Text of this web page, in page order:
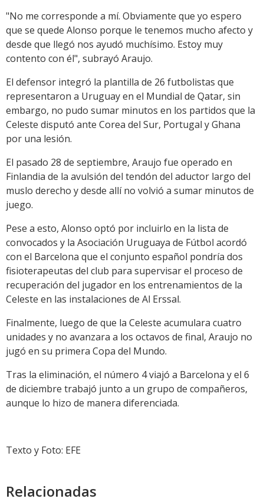
"No me corresponde a mí. Obviamente que yo espero
que se quede Alonso porque le tenemos mucho afecto y
desde que llegó nos ayudó muchísimo. Estoy muy
contento con él", subrayó Araujo.
El defensor integró la plantilla de 26 futbolistas que
representaron a Uruguay en el Mundial de Qatar, sin
embargo, no pudo sumar minutos en los partidos que la
Celeste disputó ante Corea del Sur, Portugal y Ghana
por una lesión.
El pasado 28 de septiembre, Araujo fue operado en
Finlandia de la avulsión del tendón del aductor largo del
muslo derecho y desde allí no volvió a sumar minutos de
juego.
Pese a esto, Alonso optó por incluirlo en la lista de
convocados y la Asociación Uruguaya de Fútbol acordó
con el Barcelona que el conjunto español pondría dos
fisioterapeutas del club para supervisar el proceso de
recuperación del jugador en los entrenamientos de la
Celeste en las instalaciones de Al Erssal.
Finalmente, luego de que la Celeste acumulara cuatro
unidades y no avanzara a los octavos de final, Araujo no
jugó en su primera Copa del Mundo.
Tras la eliminación, el número 4 viajó a Barcelona y el 6
de diciembre trabajó junto a un grupo de compañeros,
aunque lo hizo de manera diferenciada.
Texto y Foto: EFE
Relacionadas